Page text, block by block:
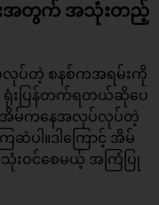
အတွက် အသုံးတည့်
လုပ်တဲ့ စနစ်ကအရမ်းကို
ရုံးပြန်တက်ရတယ်ဆိုပေ
ာ့ အိမ်ကနေအလုပ်လုပ်တဲ့
ဆဲပါ။ဒါကြောင့် အိမ်
င်စေမယ့် အကြံပြု